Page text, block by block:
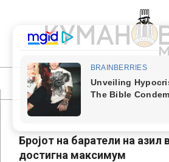
content
КУМАНОВСКИ
МУАБЕТИ
Primary
Navigation
Бројот на баратели на азил
достигна максимум